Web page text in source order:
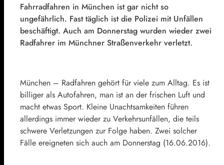
Fahrradfahren in München ist gar nicht so
ungefährlich. Fast täglich ist die Polizei mit Unfällen
beschäftigt. Auch am Donnerstag wurden wieder zwei
Radfahrer im Münchner Straßenverkehr verletzt.
München – Radfahren gehört für viele zum Alltag. Es ist
billiger als Autofahren, man ist an der frischen Luft und
macht etwas Sport. Kleine Unachtsamkeiten führen
allerdings immer wieder zu Verkehrsunfällen, die teils
schwere Verletzungen zur Folge haben. Zwei solcher
Fälle ereigneten sich auch am Donnerstag (16.06.2016).